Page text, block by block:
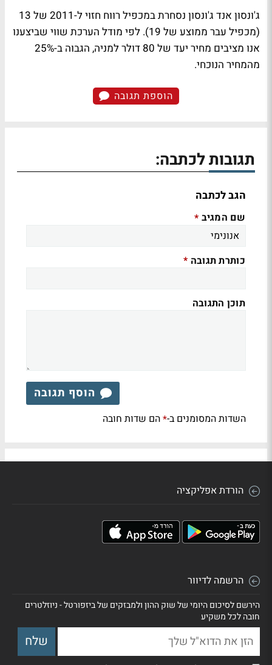
ג'ונסון אנד ג'ונסון נסחרת במכפיל רווח חזוי ל-2011 של 13
(מכפיל עבר ממוצע של 19). לפי מודל הערכת שווי שביצענו
אנו מציבים מחיר יעד של 80 דולר למניה, הגבוה ב-25%
מהמחיר הנוכחי.
הוספת תגובה
תגובות לכתבה:
הגב לכתבה
שם המגיב *
כותרת תגובה *
תוכן התגובה
הוסף תגובה
השדות המסומנים ב-*הם שדות חובה
הורדת אפליקציה
הרשמה לדיוור
הירשם לסיכום היומי של שוק ההון ולמבזקים של ביזפורטל - ניוזלטרים
חובה לכל משקיע